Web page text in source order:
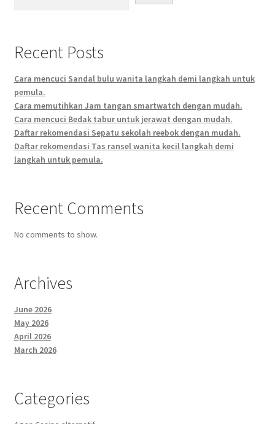
Recent Posts
Cara mencuci Sandal bulu wanita langkah demi langkah untuk
pemula.
Cara memutihkan Jam tangan smartwatch dengan mudah.
Cara mencuci Bedak tabur untuk jerawat dengan mudah.
Daftar rekomendasi Sepatu sekolah reebok dengan mudah.
Daftar rekomendasi Tas ransel wanita kecil langkah demi
langkah untuk pemula.
Recent Comments
No comments to show.
Archives
June 2026
May 2026
April 2026
March 2026
Categories